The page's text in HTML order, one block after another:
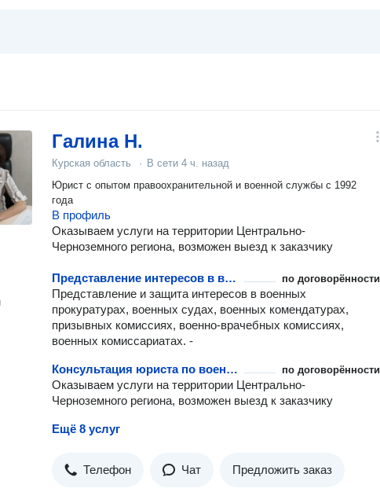
Галина Н.
Курская область · В сети 4 ч. назад
Юрист с опытом правоохранительной и военной службы с 1992
года
В профиль
Оказываем услуги на территории Центрально-
Черноземного региона, возможен выезд к заказчику
Представление интересов в военных прокуратурах, судах, военкоматах по договорённости
Представление и защита интересов в военных
прокуратурах, военных судах, военных комендатурах,
призывных комиссиях, военно-врачебных комиссиях,
военных комиссариатах. -
Консультация юриста по военному праву по договорённости
Оказываем услуги на территории Центрально-
Черноземного региона, возможен выезд к заказчику
Ещё 8 услуг
Телефон Чат Предложить заказ